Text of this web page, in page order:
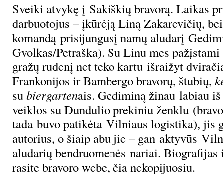
Sveiki atvykę į Sakiškių bravorą. Laikas
darbuotojus – įkūrėją Liną Zakarevičių,
komandą prisijungusį namų aludarį
Gvolkas/Petraška). Su Linu mes
gražų rudenį net teko kartu išraižyt
Frankonijos ir Bambergo bravorų, štubių,
subiergartenais. Gediminą žinau labiau iš
veiklos su Dundulio prekiniu ženklu
tada buvo patikėta Vilniaus logistika), jis
autorius, o šiaip abu jie – gan aktyvūs
aludarių bendruomenės nariai.
rasite bravoro webe, čia nekopijuosiu.